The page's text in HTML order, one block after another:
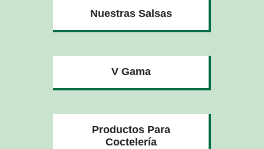
Nuestras Salsas
V Gama
Productos Para
Coctelería